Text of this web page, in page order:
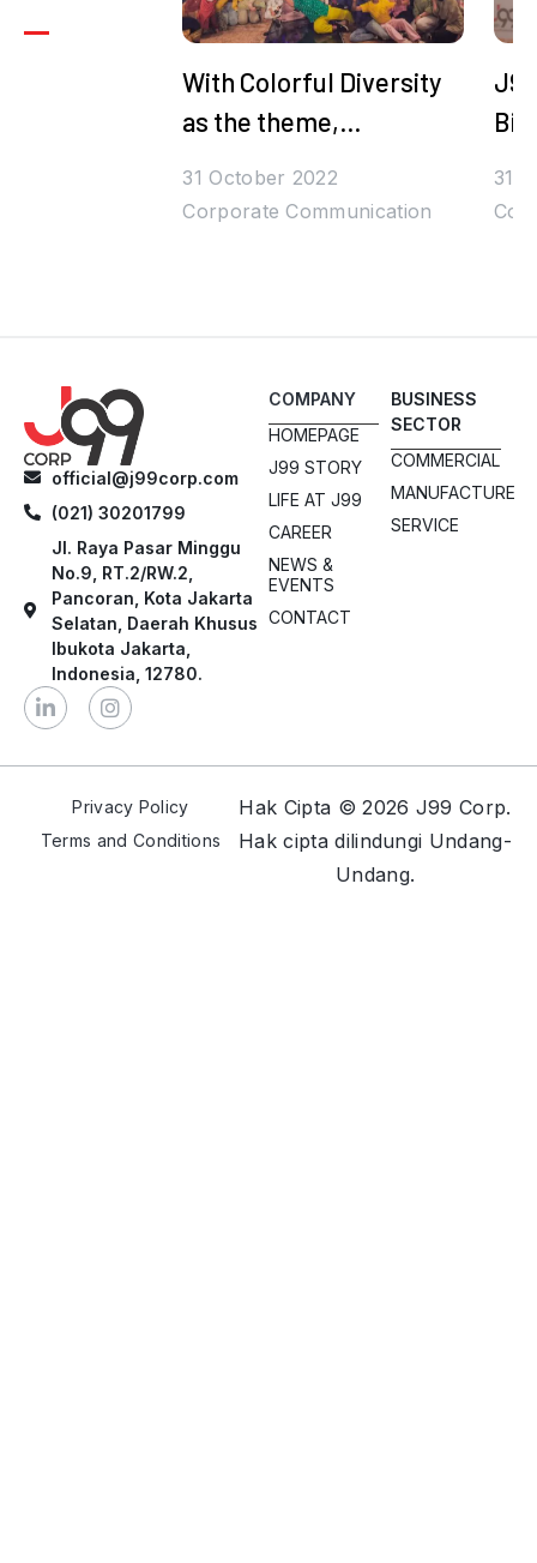
With Colorful Diversity
as the theme,
Bihalal is Packed with
31 October 2022
Corporate Communication
31
official@j99corp.com
(021) 30201799
Jl. Raya Pasar Minggu
No.9, RT.2/RW.2,
Pancoran, Kota Jakarta
Selatan, Daerah Khusus
Ibukota Jakarta,
Indonesia, 12780.
COMPANY
HOMEPAGE
J99 STORY
LIFE AT J99
CAREER
NEWS &
EVENTS
CONTACT
BUSINESS
SECTOR
COMMERCIAL
MANUFACTURE
SERVICE
Hak Cipta © 2026 J99 Corp.
Hak cipta dilindungi Undang-
Undang.
Privacy Policy
Terms and Conditions